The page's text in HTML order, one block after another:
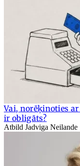
Vai, norēķinoties
ir obligāts?
Atbild Jadviga Neilande